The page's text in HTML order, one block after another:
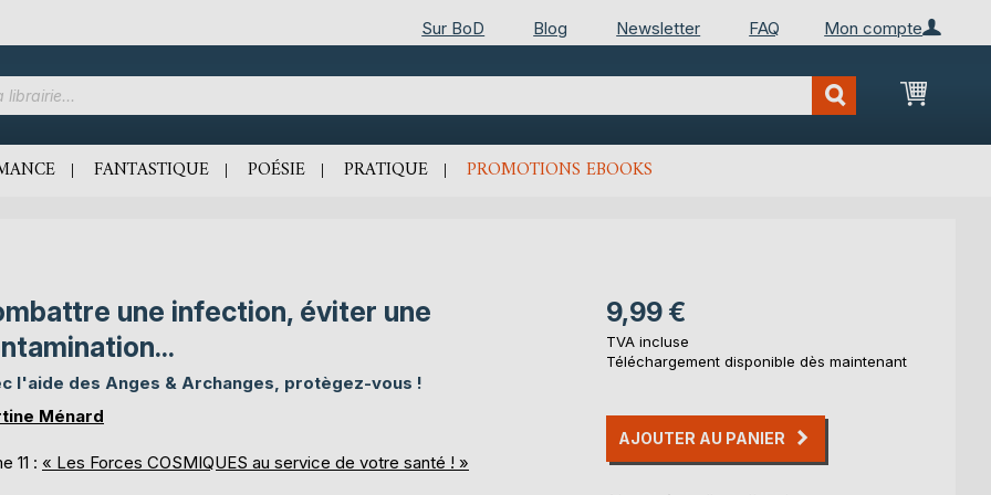
Mon compte
Sur BoD Blog Newsletter FAQ
Mon
FANTASTIQUE POÉSIE PRATIQUE PROMOTIONS EBOOKS
une infection, éviter une
l'aide des Anges & Archanges, protègez-vous !
Ménard
11 : « Les Forces COSMIQUES au service de votre santé ! »
9,99 €
TVA incluse
Téléchargement disponible dès maintenant
AJOUTER AU PANIER